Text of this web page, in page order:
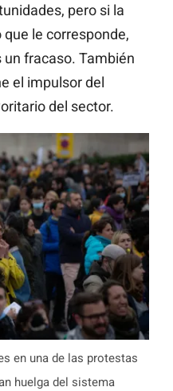
pero si la
le corresponde,
un fracaso. También
el impulsor del
del sector.
en una de las protestas
huelga del sistema